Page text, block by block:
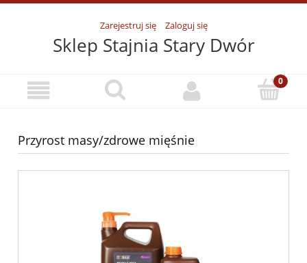
Zarejestruj się Zaloguj się
Sklep Stajnia Stary Dwór
Przyrost masy/zdrowe mięśnie